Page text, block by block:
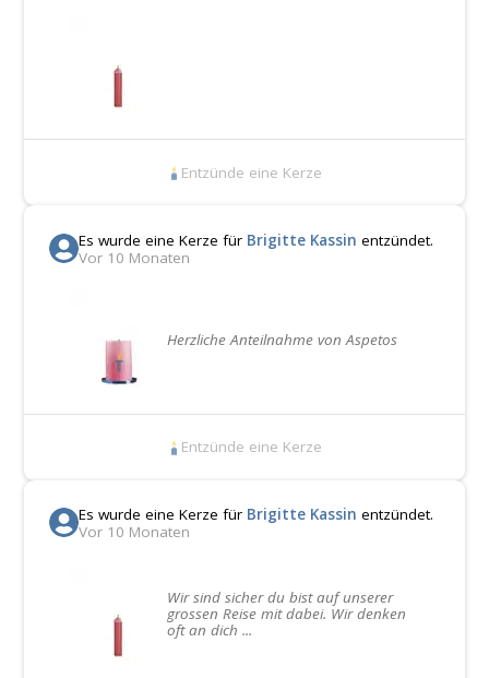
Entzünde eine Kerze
Es wurde eine Kerze für Brigitte Kassin entzündet.
Vor 10 Monaten
Herzliche Anteilnahme von Aspetos
Entzünde eine Kerze
Es wurde eine Kerze für Brigitte Kassin entzündet.
Vor 10 Monaten
Wir sind sicher du bist auf unserer
grossen Reise mit dabei. Wir denken
oft an dich ...